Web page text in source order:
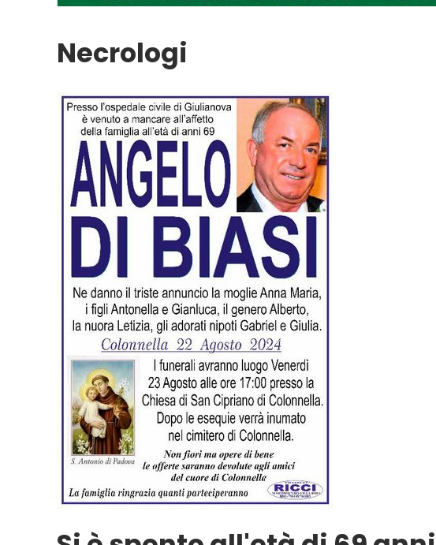
Necrologi